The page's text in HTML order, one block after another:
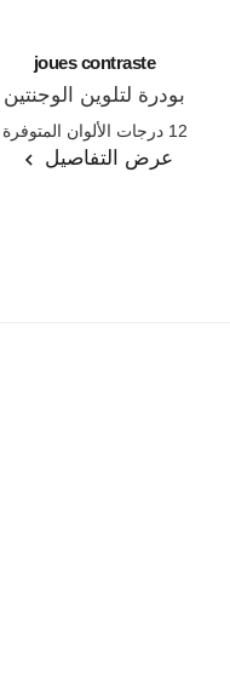
joues contraste
بودرة لتلوين الوجنتين
12 درجات الألوان المتوفرة
عرض التفاصيل